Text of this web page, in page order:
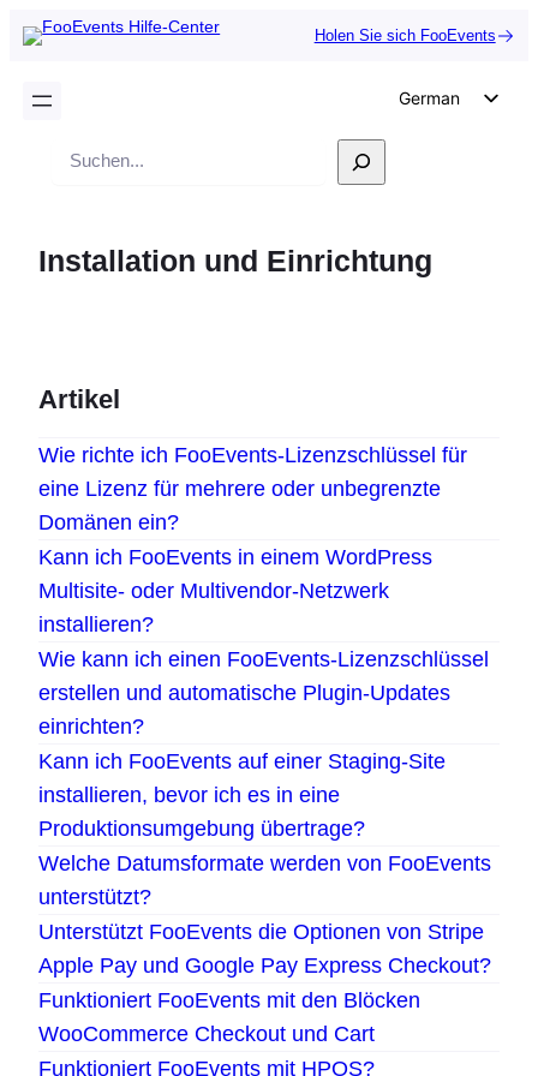
Holen Sie sich FooEvents
German
Italian
Greek
Suche
Installation und Einrichtung
Artikel
Wie richte ich FooEvents-Lizenzschlüssel für
eine Lizenz für mehrere oder unbegrenzte
Domänen ein?
Kann ich FooEvents in einem WordPress
Multisite- oder Multivendor-Netzwerk
installieren?
Wie kann ich einen FooEvents-Lizenzschlüssel
erstellen und automatische Plugin-Updates
einrichten?
Kann ich FooEvents auf einer Staging-Site
installieren, bevor ich es in eine
Produktionsumgebung übertrage?
Welche Datumsformate werden von FooEvents
unterstützt?
Unterstützt FooEvents die Optionen von Stripe
Apple Pay und Google Pay Express Checkout?
Funktioniert FooEvents mit den Blöcken
WooCommerce Checkout und Cart
Funktioniert FooEvents mit HPOS?